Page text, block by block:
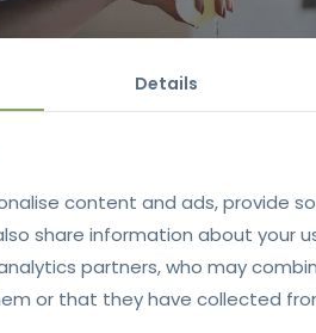
INSCREVER
Details
content and ads, provide
share information about your
partners, who may
or that they have collected